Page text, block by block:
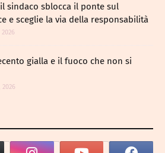
sindaco sblocca il ponte sul
e sceglie la via della responsabilità
gialla e il fuoco che non si